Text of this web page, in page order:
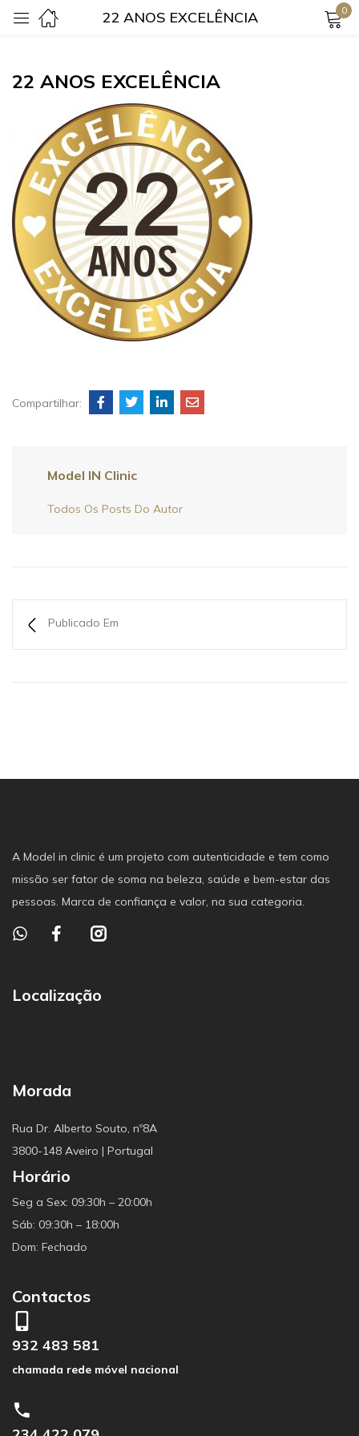
22 ANOS EXCELÊNCIA 0
22 ANOS EXCELÊNCIA
Compartilhar:
Model IN Clinic
Todos Os Posts Do Autor
Publicado Em
A Model in clinic é um projeto com autenticidade e tem como
missão ser fator de soma na beleza, saúde e bem-estar das
pessoas. Marca de confiança e valor, na sua categoria.
Localização
Morada
Rua Dr. Alberto Souto, nº8A
3800-148 Aveiro | Portugal
Horário
Seg a Sex: 09:30h – 20:00h
Sáb: 09:30h – 18:00h
Dom: Fechado
Contactos
932 483 581
chamada rede móvel nacional
Lembrar-me Senha perdida?
Login
Criar uma conta